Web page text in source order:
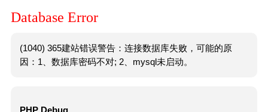
Database Error
(1040) 365建站错误警告：连接数据库失败，可能的原
因：1、数据库密码不对; 2、mysql未启动。